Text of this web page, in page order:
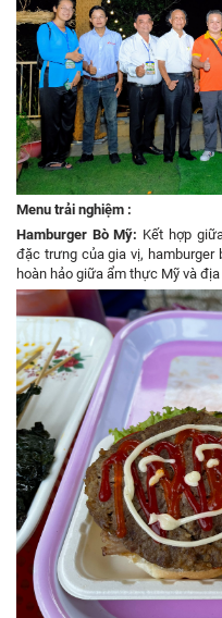
Menu trải nghiệm :
Hamburger Bò Mỹ: Kết hợp
đặc trưng của gia vị, hamburger
hoàn hảo giữa ẩm thực Mỹ và